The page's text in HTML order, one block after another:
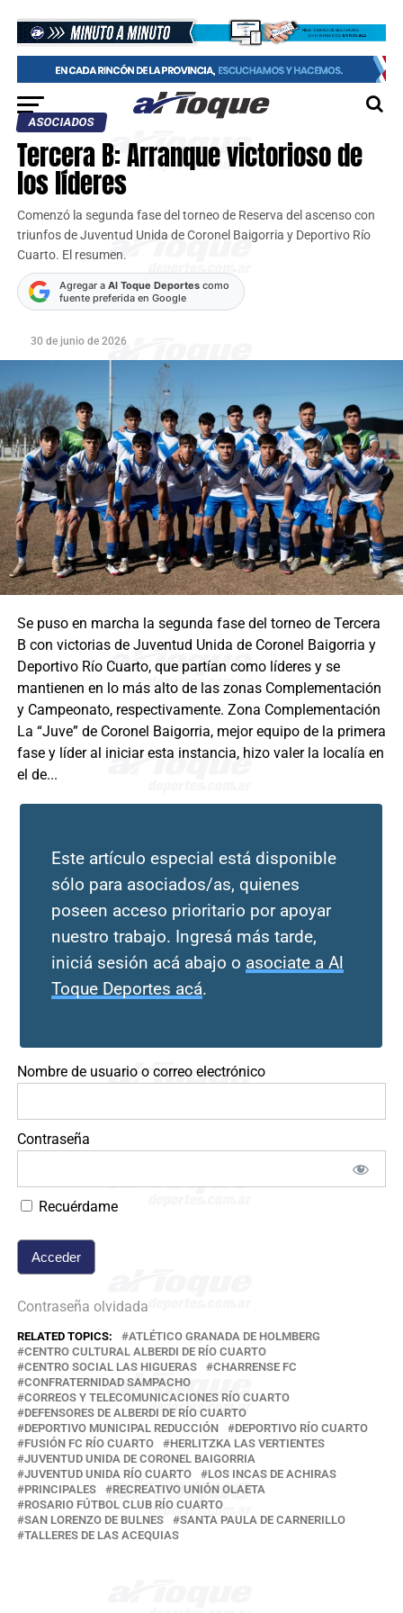
ASOCIADOS
Tercera B: Arranque victorioso de
los líderes
Comenzó la segunda fase del torneo de Reserva del ascenso con
triunfos de Juventud Unida de Coronel Baigorria y Deportivo Río
Cuarto. El resumen.
Agregar a Al Toque Deportescomo
fuente preferida en Google
30 de junio de 2026
Se puso en marcha la segunda fase del torneo de Tercera
B con victorias de Juventud Unida de Coronel Baigorria y
Deportivo Río Cuarto, que partían como líderes y se
mantienen en lo más alto de las zonas Complementación
y Campeonato, respectivamente. Zona Complementación
La “Juve” de Coronel Baigorria, mejor equipo de la primera
fase y líder al iniciar esta instancia, hizo valer la localía en
el de...
Este artículo especial está disponible
sólo para asociados/as, quienes
poseen acceso prioritario por apoyar
nuestro trabajo. Ingresá más tarde,
iniciá sesión acá abajo o asociate a Al
Toque Deportes acá.
Nombre de usuario o correo electrónico
Contraseña
Recuérdame
Contraseña olvidada
RELATED TOPICS:
ATLÉTICO GRANADA DE HOLMBERG
CENTRO CULTURAL ALBERDI DE RÍO CUARTO
CENTRO SOCIAL LAS HIGUERAS
CHARRENSE FC
CONFRATERNIDAD SAMPACHO
CORREOS Y TELECOMUNICACIONES RÍO CUARTO
DEFENSORES DE ALBERDI DE RÍO CUARTO
DEPORTIVO MUNICIPAL REDUCCIÓN
DEPORTIVO RÍO CUARTO
FUSIÓN FC RÍO CUARTO
HERLITZKA LAS VERTIENTES
JUVENTUD UNIDA DE CORONEL BAIGORRIA
JUVENTUD UNIDA RÍO CUARTO
LOS INCAS DE ACHIRAS
PRINCIPALES
RECREATIVO UNIÓN OLAETA
ROSARIO FÚTBOL CLUB RÍO CUARTO
SAN LORENZO DE BULNES
SANTA PAULA DE CARNERILLO
TALLERES DE LAS ACEQUIAS